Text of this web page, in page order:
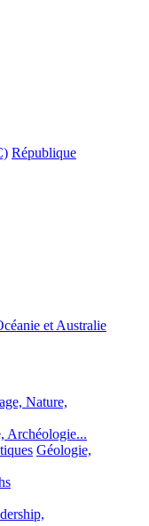
République
et Australie
Nature,
Archéologie...
Géologie,